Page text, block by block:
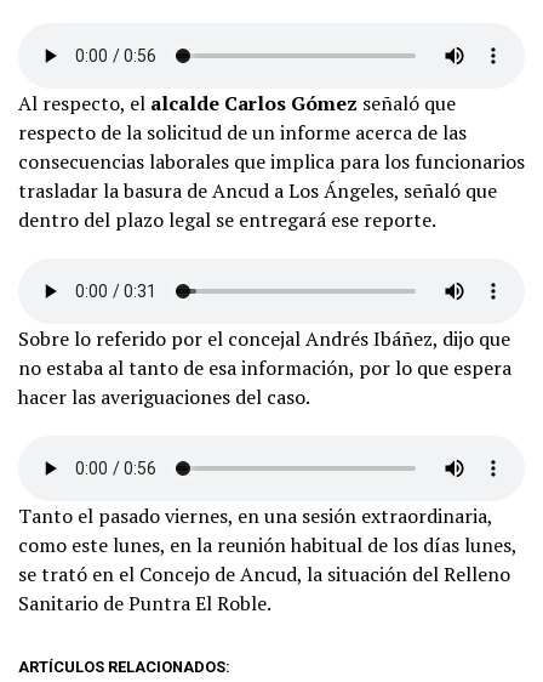
Al respecto, el alcalde Carlos Gómez señaló que
respecto de la solicitud de un informe acerca de las
consecuencias laborales que implica para los funcionarios
trasladar la basura de Ancud a Los Ángeles, señaló que
dentro del plazo legal se entregará ese reporte.
Sobre lo referido por el concejal Andrés Ibáñez, dijo que
no estaba al tanto de esa información, por lo que espera
hacer las averiguaciones del caso.
Tanto el pasado viernes, en una sesión extraordinaria,
como este lunes, en la reunión habitual de los días lunes,
se trató en el Concejo de Ancud, la situación del Relleno
Sanitario de Puntra El Roble.
ARTÍCULOS RELACIONADOS: